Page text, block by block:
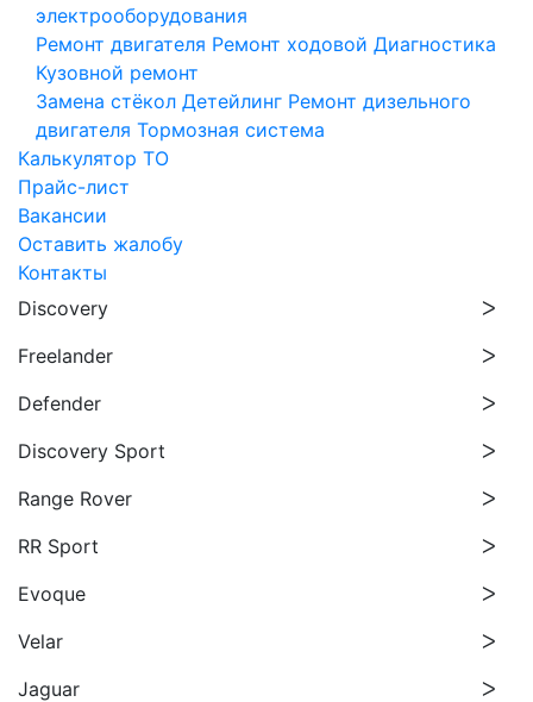
электрооборудования
Ремонт двигателя Ремонт ходовой Диагностика
Кузовной ремонт
Замена стёкол Детейлинг Ремонт дизельного
двигателя Тормозная система
Калькулятор ТО
Прайс-лист
Вакансии
Оставить жалобу
Контакты
Discovery
Freelander
Defender
Discovery Sport
Range Rover
RR Sport
Evoque
Velar
Jaguar